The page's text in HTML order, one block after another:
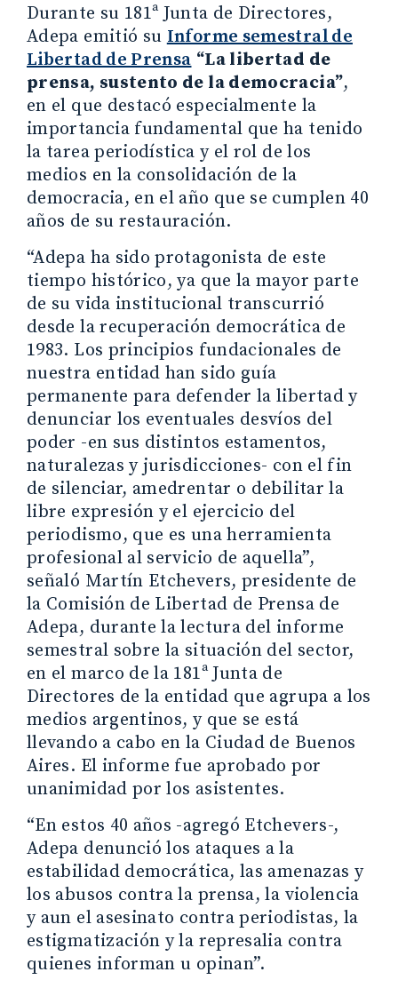
Durante su 181ª Junta de Directores,
Adepa emitió su Informe semestral de
Libertad de Prensa “La libertad de
prensa, sustento de la democracia”,
en el que destacó especialmente la
importancia fundamental que ha tenido
la tarea periodística y el rol de los
medios en la consolidación de la
democracia, en el año que se cumplen 40
años de su restauración.
“Adepa ha sido protagonista de este
tiempo histórico, ya que la mayor parte
de su vida institucional transcurrió
desde la recuperación democrática de
1983. Los principios fundacionales de
nuestra entidad han sido guía
permanente para defender la libertad y
denunciar los eventuales desvíos del
poder -en sus distintos estamentos,
naturalezas y jurisdicciones- con el fin
de silenciar, amedrentar o debilitar la
libre expresión y el ejercicio del
periodismo, que es una herramienta
profesional al servicio de aquella”,
señaló Martín Etchevers, presidente de
la Comisión de Libertad de Prensa de
Adepa, durante la lectura del informe
semestral sobre la situación del sector,
en el marco de la 181ª Junta de
Directores de la entidad que agrupa a los
medios argentinos, y que se está
llevando a cabo en la Ciudad de Buenos
Aires. El informe fue aprobado por
unanimidad por los asistentes.
“En estos 40 años -agregó Etchevers-,
Adepa denunció los ataques a la
estabilidad democrática, las amenazas y
los abusos contra la prensa, la violencia
y aun el asesinato contra periodistas, la
estigmatización y la represalia contra
quienes informan u opinan”.